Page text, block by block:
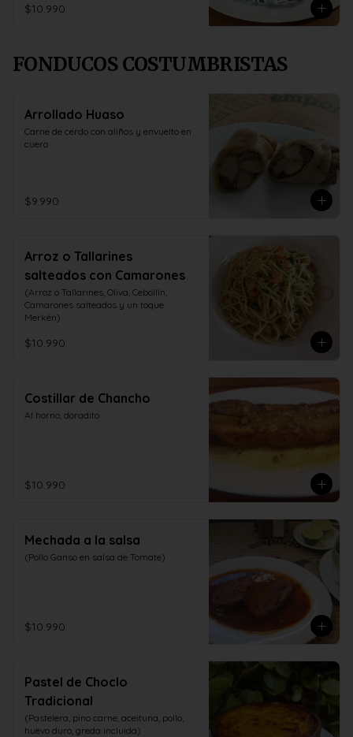
$10.990
FONDUCOS COSTUMBRISTAS
Arrollado Huaso
Carne de cerdo con aliños y envuelto en
cuero
$9.990
Arroz o Tallarines
salteados con Camarones
(Arroz o Tallarines, Oliva, Cebollín,
Camarones salteados y un toque
Merkén)
$10.990
Costillar de Chancho
Al horno, doradito
$10.990
Mechada a la salsa
(Pollo Ganso en salsa de Tomate)
$10.990
Pastel de Choclo
Tradicional
(Pastelera, pino carne, aceituna, pollo,
huevo duro, greda incluida)